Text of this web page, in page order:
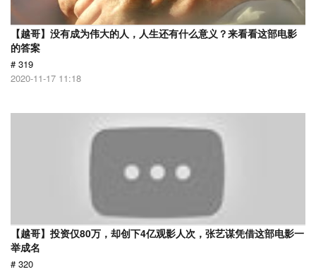
【越哥】没有成为伟大的人，人生还有什么意义？来看看这部电影
的答案
# 319
2020-11-17 11:18
【越哥】投资仅80万，却创下4亿观影人次，张艺谋凭借这部电影一
举成名
# 320